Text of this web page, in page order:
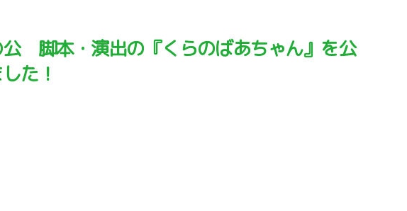
脚本・演出の『くらのばあちゃん』を公
た！